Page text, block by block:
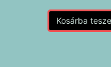
Kosárba